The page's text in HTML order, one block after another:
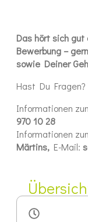
Das hört sich
Bewerbung –
sowie Deiner
Hast Du
Informationen
970 10 28
Informationen
Märtins, E-Mail: